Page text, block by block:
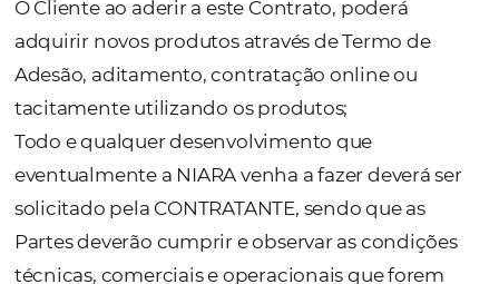
intermediação, suas respectivas condições
comerciais e demais especificações
ficarão contidas no anexo deste Contrato
(“Anexo(s)”);
OSoftware Niaratambém disponibiliza na
plataforma componentes que podem ser
licenciados em conjunto ou